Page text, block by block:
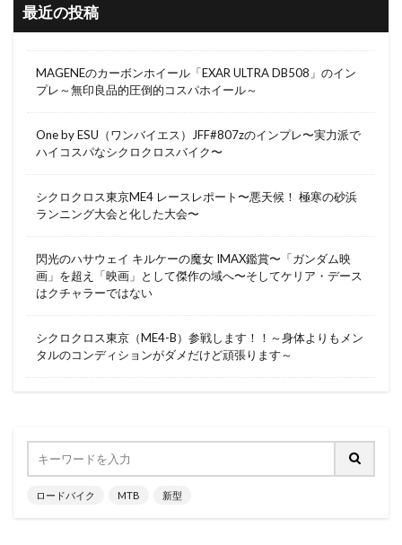
最近の投稿
MAGENEのカーボンホイール「EXAR ULTRA DB508」のイン
プレ～無印良品的圧倒的コスパホイール～
One by ESU（ワンバイエス）JFF#807zのインプレ〜実力派で
ハイコスパなシクロクロスバイク〜
シクロクロス東京ME4 レースレポート〜悪天候！ 極寒の砂浜
ランニング大会と化した大会〜
閃光のハサウェイ キルケーの魔女 IMAX鑑賞〜「ガンダム映
画」を超え「映画」として傑作の域へ〜そしてケリア・デース
はクチャラーではない
シクロクロス東京（ME4-B）参戦します！！～身体よりもメン
タルのコンディションがダメだけど頑張ります～
ロードバイク MTB 新型